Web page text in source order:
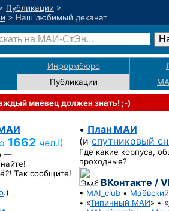
Публикации >
> Наш любимый деканат
Информбюро
Публикации
маёвец должен знать! ;-)
1662 чел.!)
—
Так сообщите!
.)
• План МАИ
(и спутниковый
Где какие корпуса,
проходные?
ВКонтакте /
• MAI_club •
• «Типичный МАИ» • «